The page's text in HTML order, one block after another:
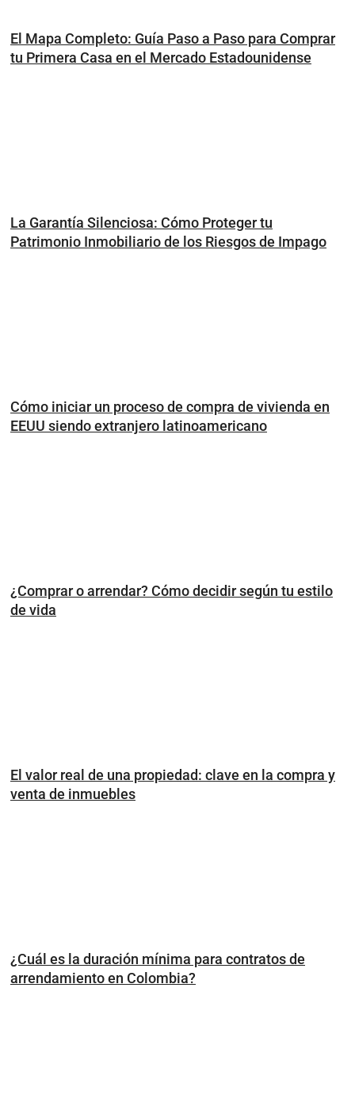
El Mapa Completo: Guía Paso a Paso para Comprar
tu Primera Casa en el Mercado Estadounidense
La Garantía Silenciosa: Cómo Proteger tu
Patrimonio Inmobiliario de los Riesgos de Impago
Cómo iniciar un proceso de compra de vivienda en
EEUU siendo extranjero latinoamericano
¿Comprar o arrendar? Cómo decidir según tu estilo
de vida
El valor real de una propiedad: clave en la compra y
venta de inmuebles
¿Cuál es la duración mínima para contratos de
arrendamiento en Colombia?